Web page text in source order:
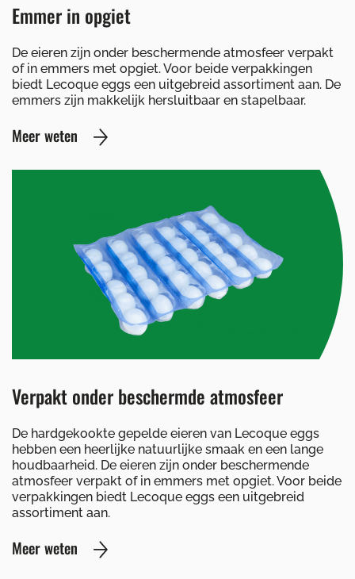
Emmer in opgiet
De eieren zijn onder beschermende atmosfeer verpakt
of in emmers met opgiet. Voor beide verpakkingen
biedt Lecoque eggs een uitgebreid assortiment aan. De
emmers zijn makkelijk hersluitbaar en stapelbaar.
Meer weten
Verpakt onder beschermde atmosfeer
De hardgekookte gepelde eieren van Lecoque eggs
hebben een heerlijke natuurlijke smaak en een lange
houdbaarheid. De eieren zijn onder beschermende
atmosfeer verpakt of in emmers met opgiet. Voor beide
verpakkingen biedt Lecoque eggs een uitgebreid
assortiment aan.
Meer weten